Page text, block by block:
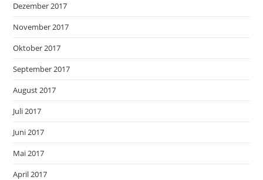
Dezember 2017
November 2017
Oktober 2017
September 2017
August 2017
Juli 2017
Juni 2017
Mai 2017
April 2017